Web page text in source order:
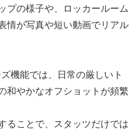
プの様子や、ロッカールーム
情が写真や短い動画でリアル
機能では、日常の厳しいト
和やかなオフショットが頻繁
ることで、スタッツだけでは